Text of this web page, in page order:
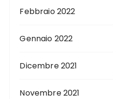
Febbraio 2022
Gennaio 2022
Dicembre 2021
Novembre 2021